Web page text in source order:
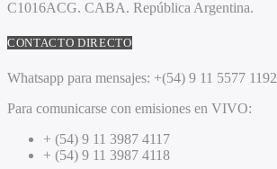
C1016ACG. CABA. República Argentina.
CONTACTO DIRECTO
Whatsapp para mensajes: +(54) 9 11 5577 1192
Para comunicarse con emisiones en VIVO:
+ (54) 9 11 3987 4117
+ (54) 9 11 3987 4118